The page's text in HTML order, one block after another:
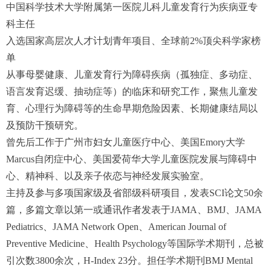
中国科学技术大学附属第一医院儿科儿童发育行为疾病亚专
科主任
入选国家高层次人才计划青年项目、全球前2%顶尖科学家榜
单
从事母婴健康、儿童发育行为障碍疾病（孤独症、多动症、
语言发育迟缓、抽动症等）的临床和研究工作，聚焦儿童发
育、心理行为障碍等的生命早期危险因素、长期健康结局以
及预防干预研究。
曾先后工作于广州市妇女儿童医疗中心、美国Emory大学
Marcus自闭症中心、美国爱荷华大学儿童医院发展与障碍中
心、精神科、以及亲子依恋与神经发展实验室。
主持及参与多项国家级及省部级科研项目，发表SCI论文50余
篇，多篇文章以第一或通讯作者发表于JAMA、BMJ、JAMA
Pediatrics、JAMA Network Open、American Journal of
Preventive Medicine、Health Psychology等国际学术期刊，总被
引次数3800余次，H-Index 23分。担任学术期刊BMJ Mental